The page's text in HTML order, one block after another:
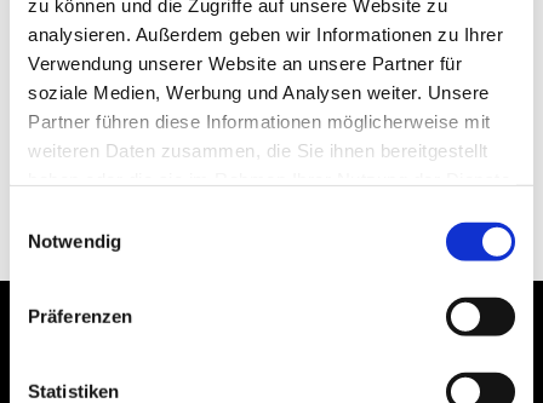
zu können und die Zugriffe auf unsere Website zu
analysieren. Außerdem geben wir Informationen zu Ihrer
Verwendung unserer Website an unsere Partner für
soziale Medien, Werbung und Analysen weiter. Unsere
Partner führen diese Informationen möglicherweise mit
weiteren Daten zusammen, die Sie ihnen bereitgestellt
Notwendig
Präferenzen
Statistiken